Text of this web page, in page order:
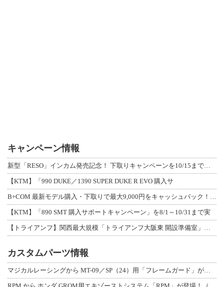
キャンペーン情報
新型「RESO」インカム発売記念！ 下取りキャンペーンを10/15まで延長して開
【KTM】「990 DUKE／1390 SUPER DUKE R EVO 購入サ
B+COM 最新モデル購入・下取りで最大9,000円をキャッシュバック！「B+F
【KTM】「890 SMT 購入サポートキャンペーン」を8/1～10/31まで実
【トライアンフ】関西最大規模「トライアンフ大阪東 開設準備室」がオープン！ 限定
カスタムパーツ情報
マジカルレーシングから MT-09／SP（24）用「フレームガード」が登場！